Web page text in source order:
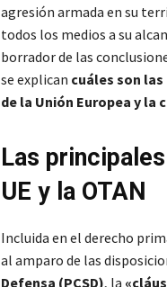
agresión armada en su
todos los medios a su
borrador de las
se explican cuáles son
de la Unión Europea y la
Las
UE y la OTAN
Incluida en el derecho
al amparo de las
Defensa (PCSD), la «